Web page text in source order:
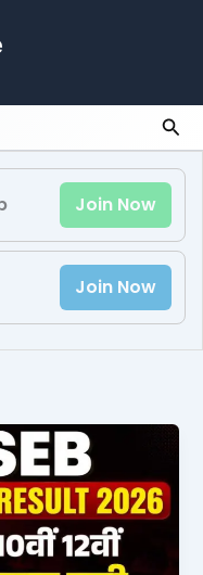
Join Now
Join Now